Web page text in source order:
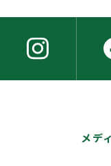
メデ